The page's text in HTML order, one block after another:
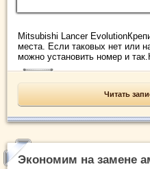
Mitsubishi Lancer
места. Если таковых нет или
можно установить номер и
Читать
Экономим на замене